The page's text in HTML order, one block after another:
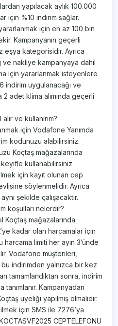
yapılacak aylık 100.000
için %10 indirim sağlar.
için en az 100 bin
Kampanyanın geçerli
eşya kategorisidir. Ayrıca
ve nakliye kampanyaya dahil
için yararlanmak isteyenlere
indirim uygulanacağı ve
2 adet klima alımında geçerli
ve kullanırım?
için Vodafone Yanımda
kodunuzu alabilirsiniz.
Koçtaş mağazalarında
keyifle kullanabilirsiniz.
için kayıt olunan cep
söylenmelidir. Ayrıca
şekilde çalışacaktır.
koşulları nelerdir?
Koçtaş mağazalarında
kadar olan harcamalar için
harcama limiti her ayın 3’ünde
Vodafone müşterileri,
indirimden yalnızca bir kez
tamamlandıktan sonra, indirim
Kampanyadan
üyeliği yapılmış olmalıdır.
için SMS ile 7276’ya
CEPTELEFONU